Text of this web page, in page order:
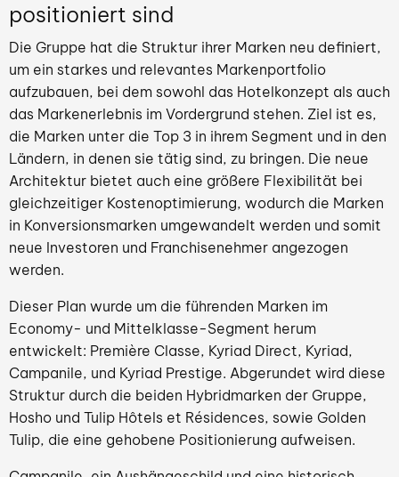
positioniert sind
Die Gruppe hat die Struktur ihrer Marken neu definiert,
um ein starkes und relevantes Markenportfolio
aufzubauen, bei dem sowohl das Hotelkonzept als auch
das Markenerlebnis im Vordergrund stehen. Ziel ist es,
die Marken unter die Top 3 in ihrem Segment und in den
Ländern, in denen sie tätig sind, zu bringen. Die neue
Architektur bietet auch eine größere Flexibilität bei
gleichzeitiger Kostenoptimierung, wodurch die Marken
in Konversionsmarken umgewandelt werden und somit
neue Investoren und Franchisenehmer angezogen
werden.
Dieser Plan wurde um die führenden Marken im
Economy- und Mittelklasse-Segment herum
entwickelt: Première Classe, Kyriad Direct, Kyriad,
Campanile, und Kyriad Prestige. Abgerundet wird diese
Struktur durch die beiden Hybridmarken der Gruppe,
Hosho und Tulip Hôtels et Résidences, sowie Golden
Tulip, die eine gehobene Positionierung aufweisen.